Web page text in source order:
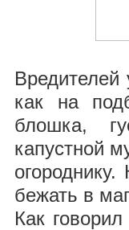
как на
блошка,
капустной
бежать в
Как